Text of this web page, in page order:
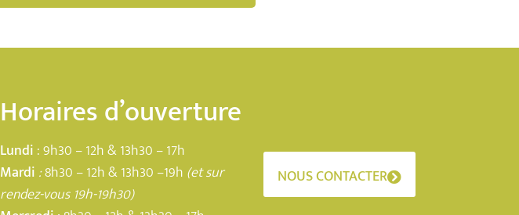
Horaires d’ouverture
Lundi : 9h30 – 12h & 13h30 – 17h
Mardi :8h30 – 12h & 13h30 –19h (et sur
rendez-vous 19h-19h30)
NOUS CONTACTER